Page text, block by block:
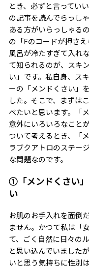
とき、必ずと言ってい
の記事を読んでらっし
ある方がいらっしゃる
の「Fのコードが押さ
風呂が冷たすぎて入れ
て知られるのが、スキ
い」です。私自身、ス
ーの「メンドくさい」
した。そこで、まずは
べたいと思います。「
意外にいろいろなこと
ついて考えるとき、「
ラブクアトロのステー
な問題なのです。
①「メンドくさい
い
お肌のお手入れを面倒
ません。かつて私は「
て、ごく自然に日々の
と思い込んでいました
いと思う気持ちに性別